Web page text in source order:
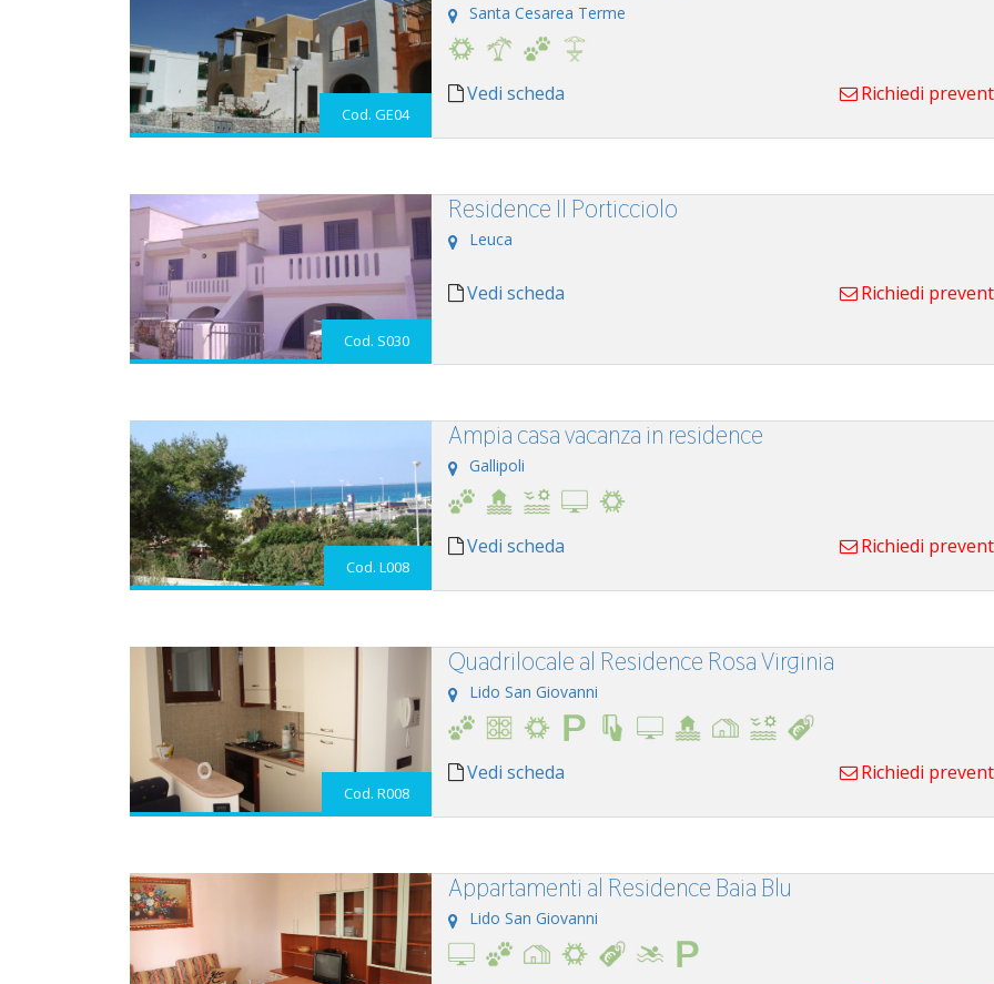
Cod. GE04
Santa Cesarea Terme
Vedi scheda Richiedi
Cod. S030
Residence Il Porticciolo
Leuca
Vedi scheda Richiedi
Cod. L008
Ampia casa vacanza in residence
Gallipoli
Vedi scheda Richiedi
Cod. R008
Quadrilocale al Residence Rosa Virginia
Lido San Giovanni
Vedi scheda Richiedi
Appartamenti al Residence Baia Blu
Lido San Giovanni